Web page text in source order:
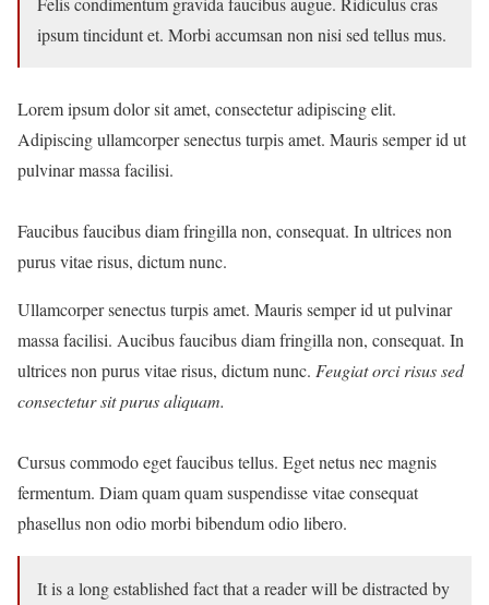
ipsum tincidunt et. Morbi accumsan non nisi sed tellus mus.
Lorem ipsum dolor sit amet, consectetur adipiscing elit.
Adipiscing ullamcorper senectus turpis amet. Mauris semper id ut
pulvinar massa facilisi.
Faucibus faucibus diam fringilla non, consequat. In ultrices non
purus vitae risus, dictum nunc.
Ullamcorper senectus turpis amet. Mauris semper id ut pulvinar
massa facilisi. Aucibus faucibus diam fringilla non, consequat. In
ultrices non purus vitae risus, dictum nunc. Feugiat orci risus sed
consectetur sit purus aliquam.
Cursus commodo eget faucibus tellus. Eget netus nec magnis
fermentum. Diam quam quam suspendisse vitae consequat
phasellus non odio morbi bibendum odio libero.
It is a long established fact that a reader will be distracted by